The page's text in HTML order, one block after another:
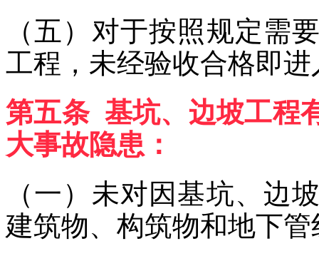
（五）对于按照规定需
工程，未经验收合格即
第五条 基坑、边坡工程
大事故隐患：
（一）未对因基坑、边
建筑物、构筑物和地下